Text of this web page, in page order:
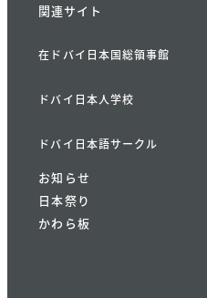
関連サイト
在ドバイ日本国総領事館
ドバイ日本人学校
ドバイ日本語サークル
お知らせ
日本祭り
かわら板